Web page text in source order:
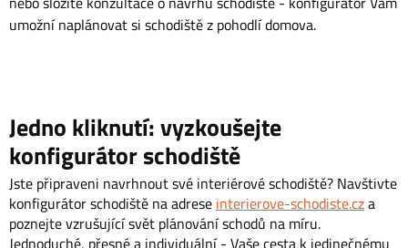
umožní naplánovat si schodiště z pohodlí domova.
Jedno kliknutí: vyzkoušejte
konfigurátor schodiště
Jste připraveni navrhnout své interiérové schodiště? Navštivte
konfigurátor schodiště na adrese interierove-schodiste.cza
poznejte vzrušující svět plánování schodů na míru.
Jednoduché, přesné a individuální - Vaše cesta k jedinečnému